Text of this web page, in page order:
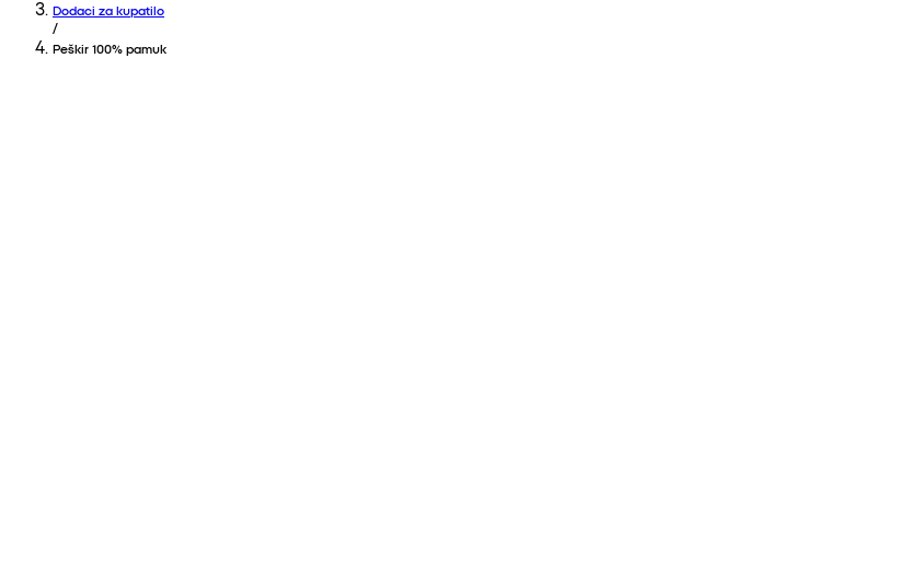
Dodaci za kupatilo
/
Peškir 100% pamuk